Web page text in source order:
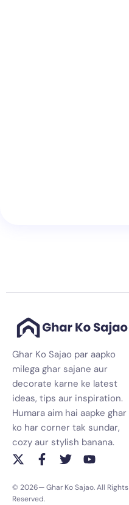
Ghar Ko Sajao par aapko
milega ghar sajane aur
decorate karne ke latest
ideas, tips aur inspiration.
Humara aim hai aapke ghar
ko har corner tak sundar,
cozy aur stylish banana.
X
t
w
F
c
e
T
i
Y
u
© 2026— Ghar Ko Sajao. All Rights
Reserved.